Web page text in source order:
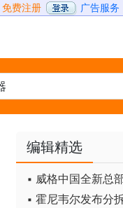
免费注册 广告服务
编辑精选